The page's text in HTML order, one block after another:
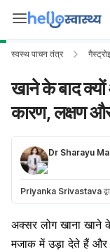
स्वस्थ पाचन तंत्र
खाने के बाद
कारण, लक्षण
Dr Sharayu
Priyanka Srivastava
अक्सर लोग खाना खाने
मजाक में उड़ा देते हैं और